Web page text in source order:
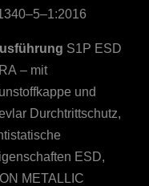
S1P ESD
– mit
und
Durchtrittschutz,
ESD,
METALLIC